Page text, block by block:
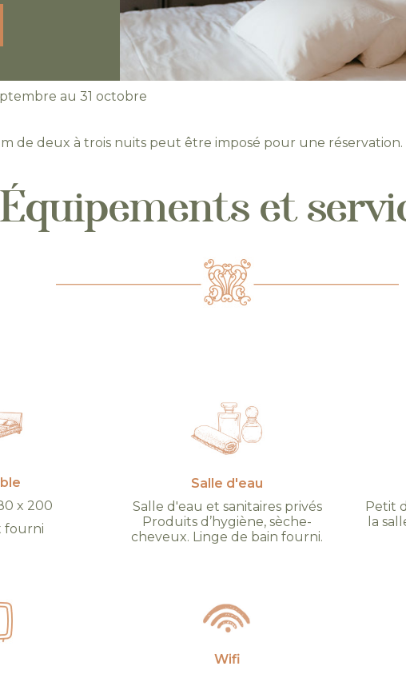
au 31 octobre
de deux à trois nuits peut être imposé pour une réservation.
Équipements et
x 200
fourni
Salle d'eau
Salle d'eau et sanitaires privés
Produits d’hygiène, sèche-
cheveux. Linge de bain fourni.
Petit
la
Wifi